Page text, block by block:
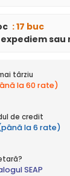
: 17 buc
expediemsau
târziu
la 60 rate)
de credit
la 6 rate)
SEAP